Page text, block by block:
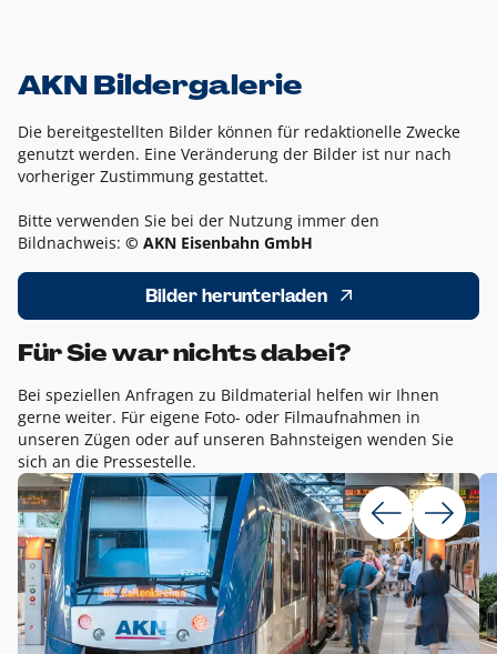
AKN Bildergalerie
Die bereitgestellten Bilder können für redaktionelle Zwecke
genutzt werden. Eine Veränderung der Bilder ist nur nach
vorheriger Zustimmung gestattet.
Bitte verwenden Sie bei der Nutzung immer den
Bildnachweis: © AKN Eisenbahn GmbH
Bilder herunterladen
Für Sie war nichts dabei?
Bei speziellen Anfragen zu Bildmaterial helfen wir Ihnen
gerne weiter. Für eigene Foto- oder Filmaufnahmen in
unseren Zügen oder auf unseren Bahnsteigen wenden Sie
sich an die Pressestelle.